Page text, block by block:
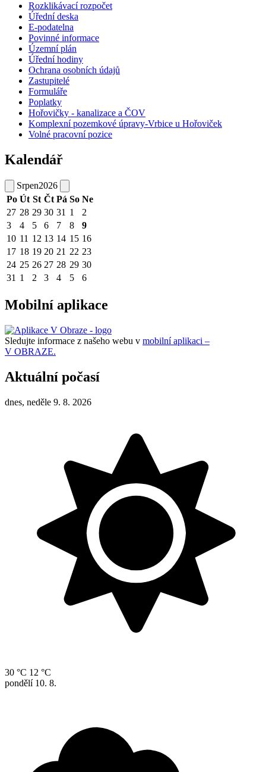
Rozklikávací rozpočet
Úřední deska
E-podatelna
Povinné informace
Územní plán
Úřední hodiny
Ochrana osobních údajů
Zastupitelé
Formuláře
Poplatky
Hořovičky - kanalizace a ČOV
Komplexní pozemkové úpravy-Vrbice u Hořoviček
Volné pracovní pozice
Kalendář
Srpen2026
Po Út St Čt Pá So Ne
27 28 29 30 31 1
2
3
4 5 6 7 8
9
10 11 12 13 14 15 16
17 18 19 20 21 22 23
24 25 26 27 28 29 30
31 1 2 3 4 5 6
Mobilní aplikace
Sledujte informace z našeho webu v mobilní aplikaci –
V OBRAZE.
Aktuální počasí
dnes, neděle 9. 8. 2026
30 °C 12 °C
pondělí 10. 8.